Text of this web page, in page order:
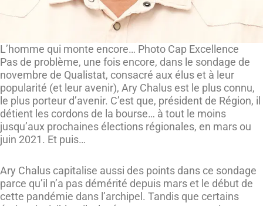
L’homme qui monte encore… Photo Cap Excellence
Pas de problème, une fois encore, dans le sondage de
novembre de Qualistat, consacré aux élus et à leur
popularité (et leur avenir), Ary Chalus est le plus connu,
le plus porteur d’avenir. C’est que, président de Région, il
détient les cordons de la bourse… à tout le moins
jusqu’aux prochaines élections régionales, en mars ou
juin 2021. Et puis…
Ary Chalus capitalise aussi des points dans ce sondage
parce qu’il n’a pas démérité depuis mars et le début de
cette pandémie dans l’archipel. Tandis que certains